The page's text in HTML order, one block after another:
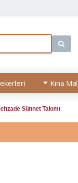
Kına
Sünnet Takımı